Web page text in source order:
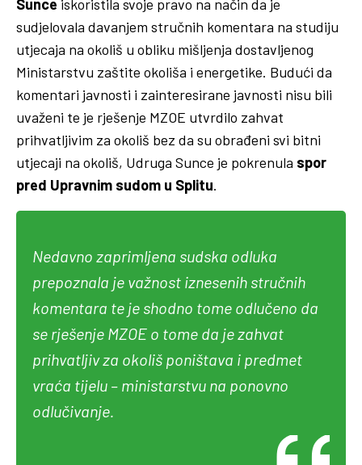
Sunce iskoristila svoje pravo na način da je
sudjelovala davanjem stručnih komentara na studiju
utjecaja na okoliš u obliku mišljenja dostavljenog
Ministarstvu zaštite okoliša i energetike. Budući da
komentari javnosti i zainteresirane javnosti nisu bili
uvaženi te je rješenje MZOE utvrdilo zahvat
prihvatljivim za okoliš bez da su obrađeni svi bitni
utjecaji na okoliš, Udruga Sunce je pokrenula spor
pred Upravnim sudom u Splitu.
Nedavno zaprimljena sudska odluka
prepoznala je važnost iznesenih stručnih
komentara te je shodno tome odlučeno da
se rješenje MZOE o tome da je zahvat
prihvatljiv za okoliš poništava i predmet
vraća tijelu – ministarstvu na ponovno
odlučivanje.